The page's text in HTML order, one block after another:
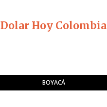
Dolar Hoy Colombia
BOYACÁ